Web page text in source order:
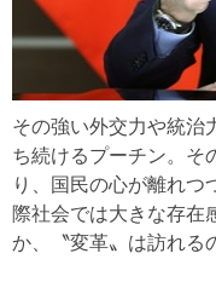
その強い外交力や統治
ち続けるプーチン。そ
り、国民の心が離れつ
際社会では大きな存在
か、〝変革〟は訪れる